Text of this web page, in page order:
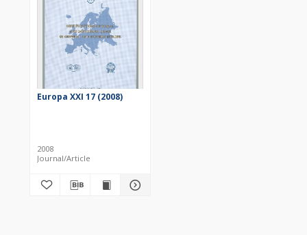
Europa XXI 17 (2008)
2008
Journal/Article